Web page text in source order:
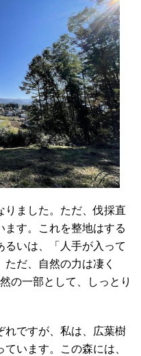
りました。ただ、伐採直
ます。これを整地はする
るいは、「人手が入って
だ、自然の力は凄く
の一部として、しっとり
れですが、私は、広葉樹
います。この森には、